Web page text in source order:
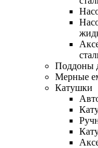
Поддоны
Мерные
Катушки